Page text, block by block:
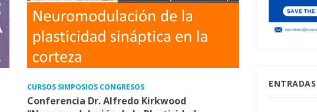
CURSOS SIMPOSIOS CONGRESOS
Conferencia Dr. Alfredo Kirkwood